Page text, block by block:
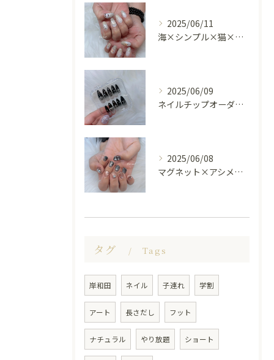
2025/06/11
海×シンプル×猫×上品 nail🐈🐚✨
2025/06/09
ネイルチップオーダー受け付けてます😊🤍
2025/06/08
マグネット×アシメシルバー nail🤍🩶
タグ Tags
岸和田 ネイル 子連れ 学割
アート 長さだし フット
ナチュラル やり放題 ショート